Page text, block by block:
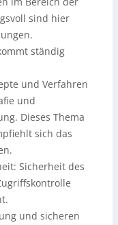
sind hier
ständig
und Verfahren
und
Dieses Thema
sich das
Sicherheit des
und sicheren